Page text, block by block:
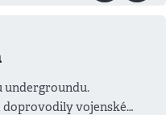
undergroundu.
doprovodily vojenské